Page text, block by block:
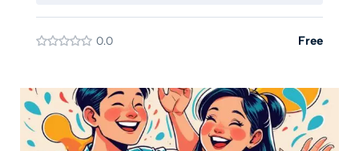
0.0 Free